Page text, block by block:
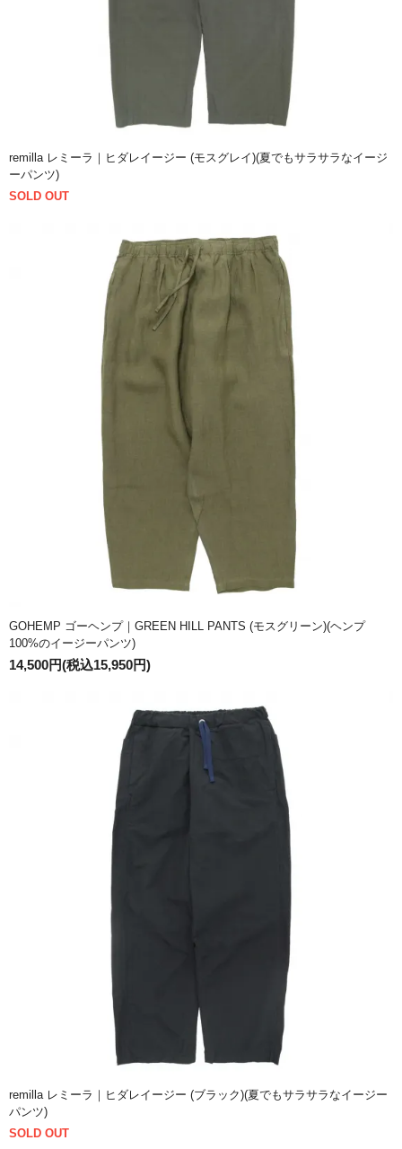
remilla レミーラ｜ヒダレイージー (モスグレイ)(夏でもサラサラなイージ
ーパンツ)
SOLD OUT
GOHEMP ゴーヘンプ｜GREEN HILL PANTS (モスグリーン)(ヘンプ
100%のイージーパンツ)
14,500円(税込15,950円)
remilla レミーラ｜ヒダレイージー (ブラック)(夏でもサラサラなイージー
パンツ)
SOLD OUT